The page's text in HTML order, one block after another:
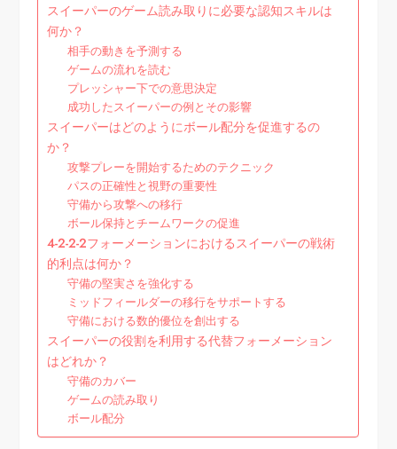
スイーパーのゲーム読み取りに必要な認知スキルは
何か？
相手の動きを予測する
ゲームの流れを読む
プレッシャー下での意思決定
成功したスイーパーの例とその影響
スイーパーはどのようにボール配分を促進するの
か？
攻撃プレーを開始するためのテクニック
パスの正確性と視野の重要性
守備から攻撃への移行
ボール保持とチームワークの促進
4-2-2-2フォーメーションにおけるスイーパーの戦術
的利点は何か？
守備の堅実さを強化する
ミッドフィールダーの移行をサポートする
守備における数的優位を創出する
スイーパーの役割を利用する代替フォーメーション
はどれか？
守備のカバー
ゲームの読み取り
ボール配分